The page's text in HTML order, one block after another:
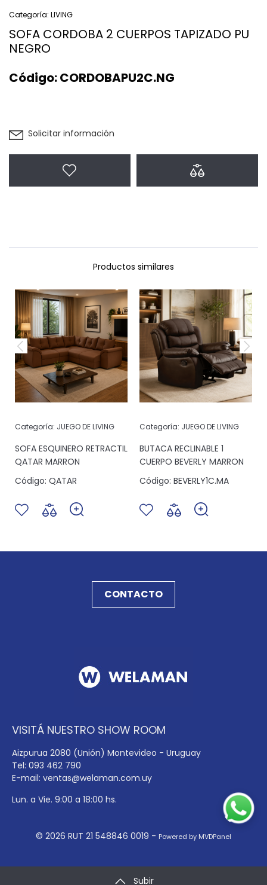
Categoría: LIVING
SOFA CORDOBA 2 CUERPOS TAPIZADO PU
NEGRO
Código:CORDOBAPU2C.NG
Solicitar información
Productos similares
Categoría: JUEGO DE LIVING
SOFA ESQUINERO RETRACTIL
QATAR MARRON
Código: QATAR
Categoría: JUEGO DE LIVING
BUTACA RECLINABLE 1
CUERPO BEVERLY MARRON
Código: BEVERLY1C.MA
CONTACTO
VISITÁ NUESTRO SHOW ROOM
Aizpurua 2080 (Unión) Montevideo - Uruguay
Tel: 093 462 790
E-mail: ventas@welaman.com.uy
Lun. a Vie. 9:00 a 18:00 hs.
© 2026 RUT 21 548846 0019 - Powered by MVDPanel
Subir